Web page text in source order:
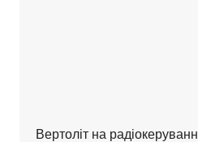
Вертоліт на